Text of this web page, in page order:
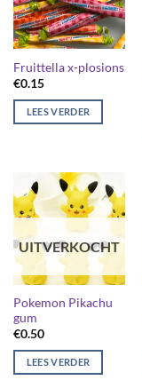
Fruittella x-plosions
€0.15
LEES VERDER
UITVERKOCHT
Pokemon Pikachu
gum
€0.50
LEES VERDER